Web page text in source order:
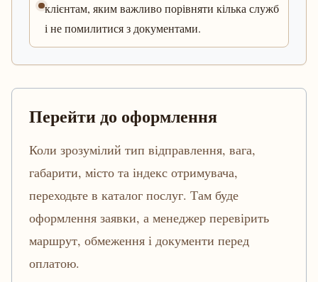
клієнтам, яким важливо порівняти кілька служб
і не помилитися з документами.
Перейти до оформлення
Коли зрозумілий тип відправлення, вага,
габарити, місто та індекс отримувача,
переходьте в каталог послуг. Там буде
оформлення заявки, а менеджер перевірить
маршрут, обмеження і документи перед
оплатою.